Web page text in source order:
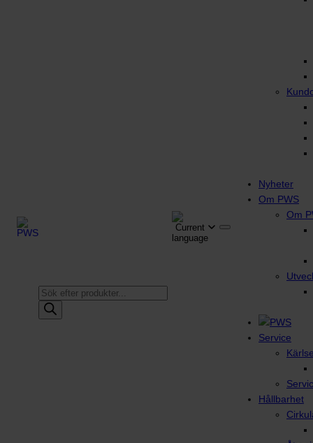
Produktsökning
Nyheter
Om PWS
Om
Service
Hållbarhet